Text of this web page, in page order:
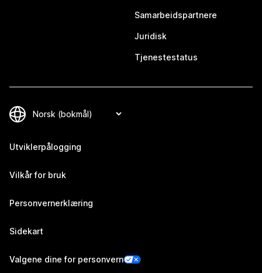
Samarbeidspartnere
Juridisk
Tjenestestatus
Utviklerpålogging
Vilkår for bruk
Personvernerklæring
Sidekart
Valgene dine for personvern